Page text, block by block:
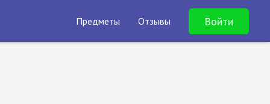
Предметы Отзывы Войти